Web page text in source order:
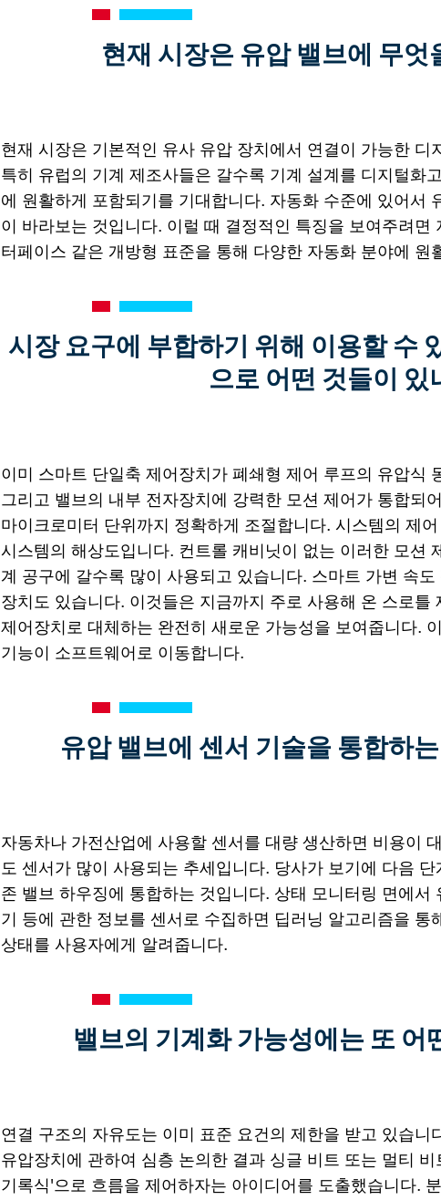
현재 시장은 유압 밸브에 무엇
현재 시장은 기본적인 유사 유압 장치에서 연결이 가능한 디
특히 유럽의 기계 제조사들은 갈수록 기계 설계를 디지털화
에 원활하게 포함되기를 기대합니다. 자동화 수준에 있어서
이 바라보는 것입니다. 이럴 때 결정적인 특징을 보여주려면
터페이스 같은 개방형 표준을 통해 다양한 자동화 분야에 원
시장 요구에 부합하기 위해 이용할 수
으로 어떤 것들이 있
이미 스마트 단일축 제어장치가 폐쇄형 제어 루프의 유압식
그리고 밸브의 내부 전자장치에 강력한 모션 제어가 통합되
마이크로미터 단위까지 정확하게 조절합니다. 시스템의 제
시스템의 해상도입니다. 컨트롤 캐비닛이 없는 이러한 모션
계 공구에 갈수록 많이 사용되고 있습니다. 스마트 가변 속
장치도 있습니다. 이것들은 지금까지 주로 사용해 온 스로틀
제어장치로 대체하는 완전히 새로운 가능성을 보여줍니다.
기능이 소프트웨어로 이동합니다.
유압 밸브에 센서 기술을 통합하
자동차나 가전산업에 사용할 센서를 대량 생산하면 비용이
도 센서가 많이 사용되는 추세입니다. 당사가 보기에 다음
존 밸브 하우징에 통합하는 것입니다. 상태 모니터링 면에서
기 등에 관한 정보를 센서로 수집하면 딥러닝 알고리즘을 통
상태를 사용자에게 알려줍니다.
밸브의 기계화 가능성에는 또 어
연결 구조의 자유도는 이미 표준 요건의 제한을 받고 있습니
유압장치에 관하여 심층 논의한 결과 싱글 비트 또는 멀티
기록식'으로 흐름을 제어하자는 아이디어를 도출했습니다.